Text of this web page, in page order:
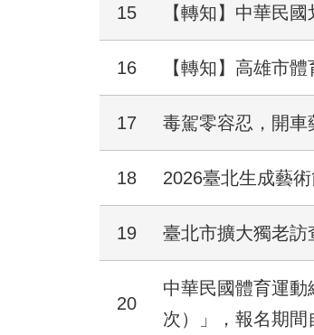
15 【轉知】中華民
16 【轉知】高雄市
17 毒駕零容忍，開車
18 2026臺北生成藝
19 臺北市擴大獨老
20
中華民國體育運
次）」，報名期間